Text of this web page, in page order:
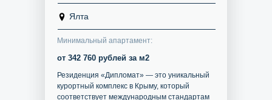
Резиденция «Дипломат» — это уникальный
курортный комплекс в Крыму, который
соответствует международным стандартам
Ялта
Минимальный апартамент:
от 342 760 рублей за м2